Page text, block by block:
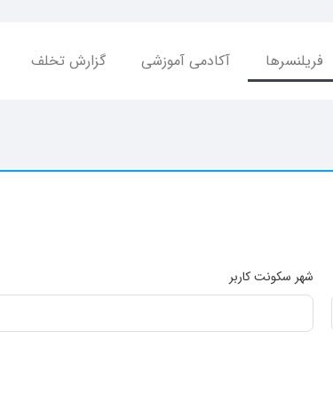
فریلنسرها آکادمی آموزشی گزارش تخلف
شهر سکونت کاربر